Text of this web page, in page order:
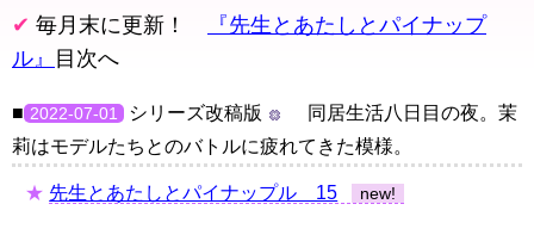
毎月末に更新！
『先生とあたしとパイナップ
ル』
目次へ
2022-07-01 シリーズ改稿版
同居生活八日目の夜。茉
莉はモデルたちとのバトルに疲れてきた模様。
先生とあたしとパイナップル 15